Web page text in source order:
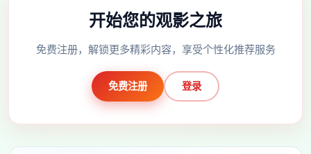
开始您的观影之旅
免费注册，解锁更多精彩内容，享受个性化推荐服务
免费注册 登录